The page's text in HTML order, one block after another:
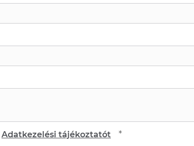
Adatkezelési tájékoztatót *